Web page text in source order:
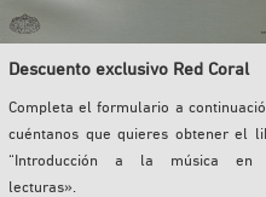
Descuento exclusivo Red Coral
Completa el formulario a
cuéntanos que quieres obtener el
“Introducción a la música en
lecturas».